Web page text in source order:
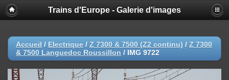
Trains d'Europe - Galerie d'images
Accueil / Electrique / Z 7300 & 7500 (Z2 continu) / Z 7300
& 7500 Languedoc Roussillon / IMG 9722